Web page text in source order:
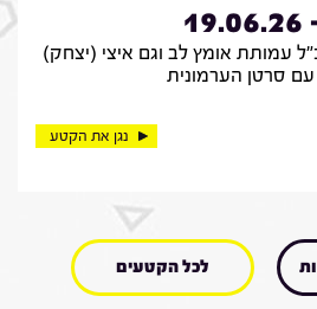
עמותת אומץ לב וגם איצי (יצחק)
סרטן הערמונית
נגן את הקטע
לכל הקטעים